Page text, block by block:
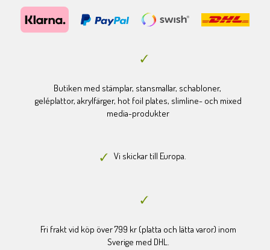
Butiken med stämplar, stansmallar, schabloner,
geléplattor, akrylfärger, hot foil plates, slimline- och mixed
media-produkter
Vi skickar till Europa.
Fri frakt vid köp över 799 kr (platta och lätta varor) inom
Sverige med DHL.